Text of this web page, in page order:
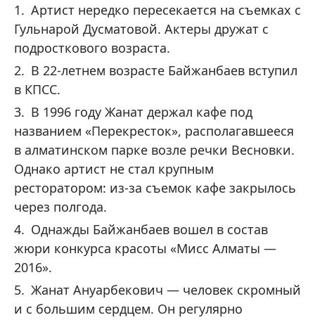
Артист нередко пересекается на съемках с
Гульнарой Дусматовой. Актеры дружат с
подросткового возраста.
В 22-летнем возрасте Байжанбаев вступил
в КПСС.
В 1996 году Жанат держал кафе под
названием «Перекресток», располагавшееся
в алматинском парке возле речки Весновки.
Однако артист не стал крупным
ресторатором: из-за съемок кафе закрылось
через полгода.
Однажды Байжанбаев вошел в состав
жюри конкурса красоты «Мисс Алматы —
2016».
Жанат Ануарбекович — человек скромный
и с большим сердцем. Он регулярно